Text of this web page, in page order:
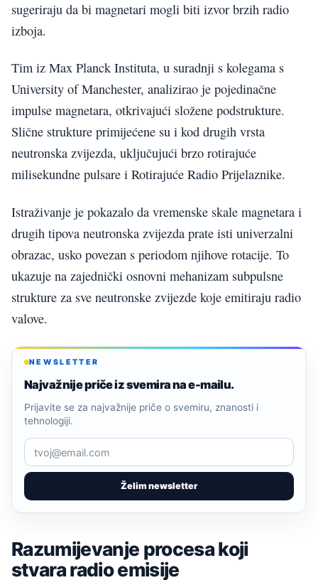
sugeriraju da bi magnetari mogli biti izvor brzih radio
izboja.
Tim iz Max Planck Instituta, u suradnji s kolegama s
University of Manchester, analizirao je pojedinačne
impulse magnetara, otkrivajući složene podstrukture.
Slične strukture primijećene su i kod drugih vrsta
neutronska zvijezda, uključujući brzo rotirajuće
milisekundne pulsare i Rotirajuće Radio Prijelaznike.
Istraživanje je pokazalo da vremenske skale magnetara i
drugih tipova neutronska zvijezda prate isti univerzalni
obrazac, usko povezan s periodom njihove rotacije. To
ukazuje na zajednički osnovni mehanizam subpulsne
strukture za sve neutronske zvijezde koje emitiraju radio
valove.
NEWSLETTER
Najvažnije priče iz svemira na e-mailu.
Želim newsletter
Prijavite se za najvažnije priče o svemiru, znanosti i
tehnologiji.
Razumijevanje procesa koji
stvara radio emisije